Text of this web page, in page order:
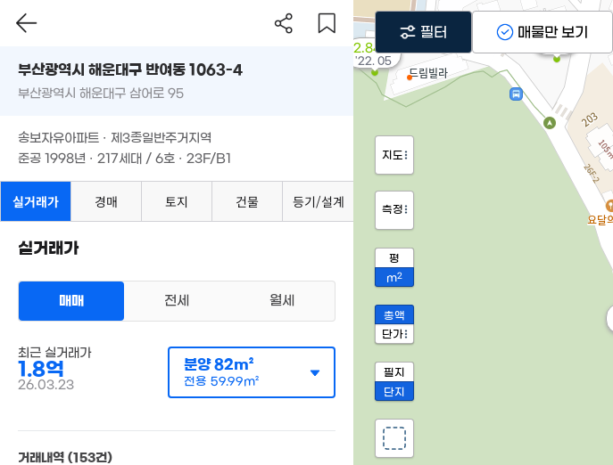
2.84억
'22. 05
3.7억
366만
'19. 04
지도
측정
평
m2
총액
단가
필지
단지
필터 매물만 보기
부산광역시 해운대구 반여동 1063-4
부산광역시 해운대구 삼어로 95
송보자유아파트 · 제3종일반주거지역
준공 1998년 · 217세대 / 6호 · 23F/B1
실거래가 경매 토지 건물 등기/설계
실거래가
매매 전세 월세
최근 실거래가
1.8억
26.03.23
분양82m²
전용 59.99m²
거래내역 (153건)